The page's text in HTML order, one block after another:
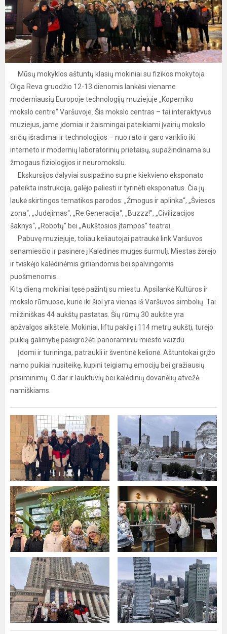
Mūsų mokyklos aštuntų klasių mokiniai su fizikos mokytoja
Olga Reva gruodžio 12-13 dienomis lankėsi viename
moderniausių Europoje technologijų muziejuje „Koperniko
mokslo centre“ Varšuvoje. Šis mokslo centras – tai interaktyvus
muziejus, jame įdomiai ir žaismingai pateikiami įvairių mokslo
sričių išradimai ir technologijos – nuo rato ir garo variklio iki
interneto ir modernių laboratorinių prietaisų, supažindinama su
žmogaus fiziologijos ir neuromokslu.
Ekskursijos dalyviai susipažino su prie kiekvieno eksponato
pateikta instrukcija, galėjo paliesti ir tyrinėti eksponatus. Čia jų
laukė skirtingos tematikos parodos: „Žmogus ir aplinka“, „Šviesos
zona“, „Judėjimas“, „Re:Generacija“, „Buzzz!”, „Civilizacijos
šaknys“, „Robotų“ bei „Aukštosios įtampos“ teatrai.
Pabuvę muziejuje, toliau keliautojai patraukė link Varšuvos
senamiesčio ir pasinėrė į Kalėdinės mugės šurmulį. Miestas žėrėjo
ir tviskėjo kalėdinėmis girliandomis bei spalvingomis
puošmenomis.
Kitą dieną mokiniai tęsė pažintį su miestu. Apsilankė Kultūros ir
mokslo rūmuose, kurie iki šiol yra vienas iš Varšuvos simbolių. Tai
milžiniškas 44 aukštų pastatas. Šių rūmų 30 aukšte yra
apžvalgos aikštelė. Mokiniai, liftu pakilę į 114 metrų aukštį, turėjo
puikią galimybę pasigrožėti panoraminiu miesto vaizdu.
Įdomi ir turininga, patraukli ir šventinė kelionė. Aštuntokai grįžo
namo puikiai nusiteikę, kupini teigiamų emocijų bei gražiausių
prisiminimų. O dar ir lauktuvių bei kalėdinių dovanėlių atvežė
namiškiams.